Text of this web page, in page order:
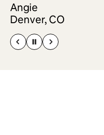
Angie
Denver, CO